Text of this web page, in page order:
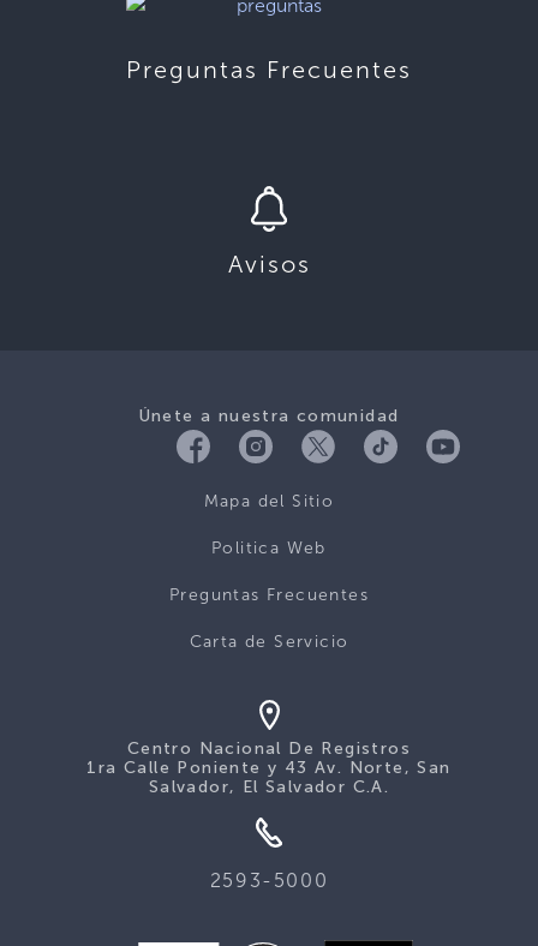
Preguntas Frecuentes
Avisos
Únete a nuestra comunidad
Mapa del Sitio
Politica Web
Preguntas Frecuentes
Carta de Servicio
Centro Nacional De Registros
1ra Calle Poniente y 43 Av. Norte, San
Salvador, El Salvador C.A.
2593-5000